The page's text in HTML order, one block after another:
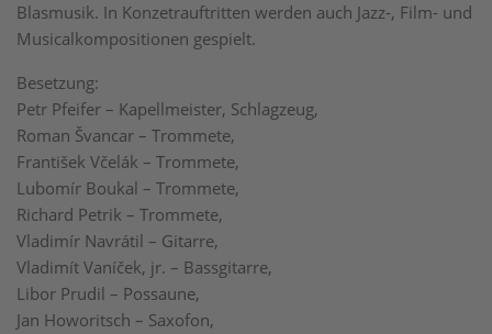
Blasmusik. In Konzetrauftritten werden auch Jazz-, Film- und
Musicalkompositionen gespielt.
Besetzung:
Petr Pfeifer – Kapellmeister, Schlagzeug,
Roman Švancar – Trommete,
František Včelák – Trommete,
Lubomír Boukal – Trommete,
Richard Petrik – Trommete,
Vladimír Navrátil – Gitarre,
Vladimít Vaníček, jr. – Bassgitarre,
Libor Prudil – Possaune,
Jan Howoritsch – Saxofon,